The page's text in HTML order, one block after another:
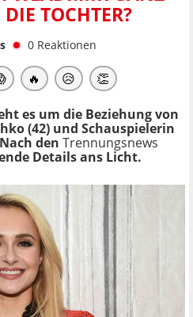
TOCHTER?
0 Reaktionen
🔥 😥 👏
es um die Beziehung von
(42) und Schauspielerin
den Trennungsnews
Details ans Licht.